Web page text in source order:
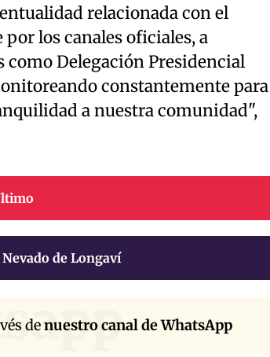
relacionada con el
los canales oficiales, a
Delegación Presidencial
constantemente para
a nuestra comunidad",
de Longaví
denuestro canal de WhatsApp